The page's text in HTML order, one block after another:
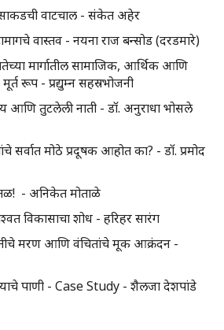
वाटचाल - संकेत अहेर
वास्तव - नयना राज बन्सोड (दरडमारे)
मार्गातील सामाजिक, आर्थिक आणि
रूप - प्रद्युम्न सहस्रभोजनी
आणि तुटलेली नाती - डॉ. अनुराधा भोसले
मोठे प्रदूषक आहोत का? - डॉ. प्रमोद
- अनिकेत मोताळे
विकासाचा शोध - हरिहर सारंग
मरण आणि वंचितांचे मूक आक्रंदन -
पाणी - Case Study - शैलजा देशपांडे